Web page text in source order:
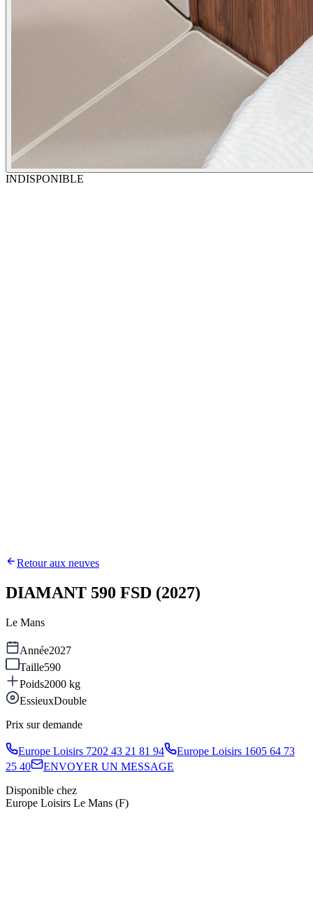
INDISPONIBLE
Retour aux neuves
DIAMANT 590 FSD (2027)
Le Mans
Année2027
Taille590
Poids2000 kg
EssieuxDouble
Prix sur demande
Europe Loisirs 7202 43 21 81 94 Europe Loisirs 1605 64 73
25 40
ENVOYER UN MESSAGE
Disponible chez
Europe Loisirs Le Mans (F)